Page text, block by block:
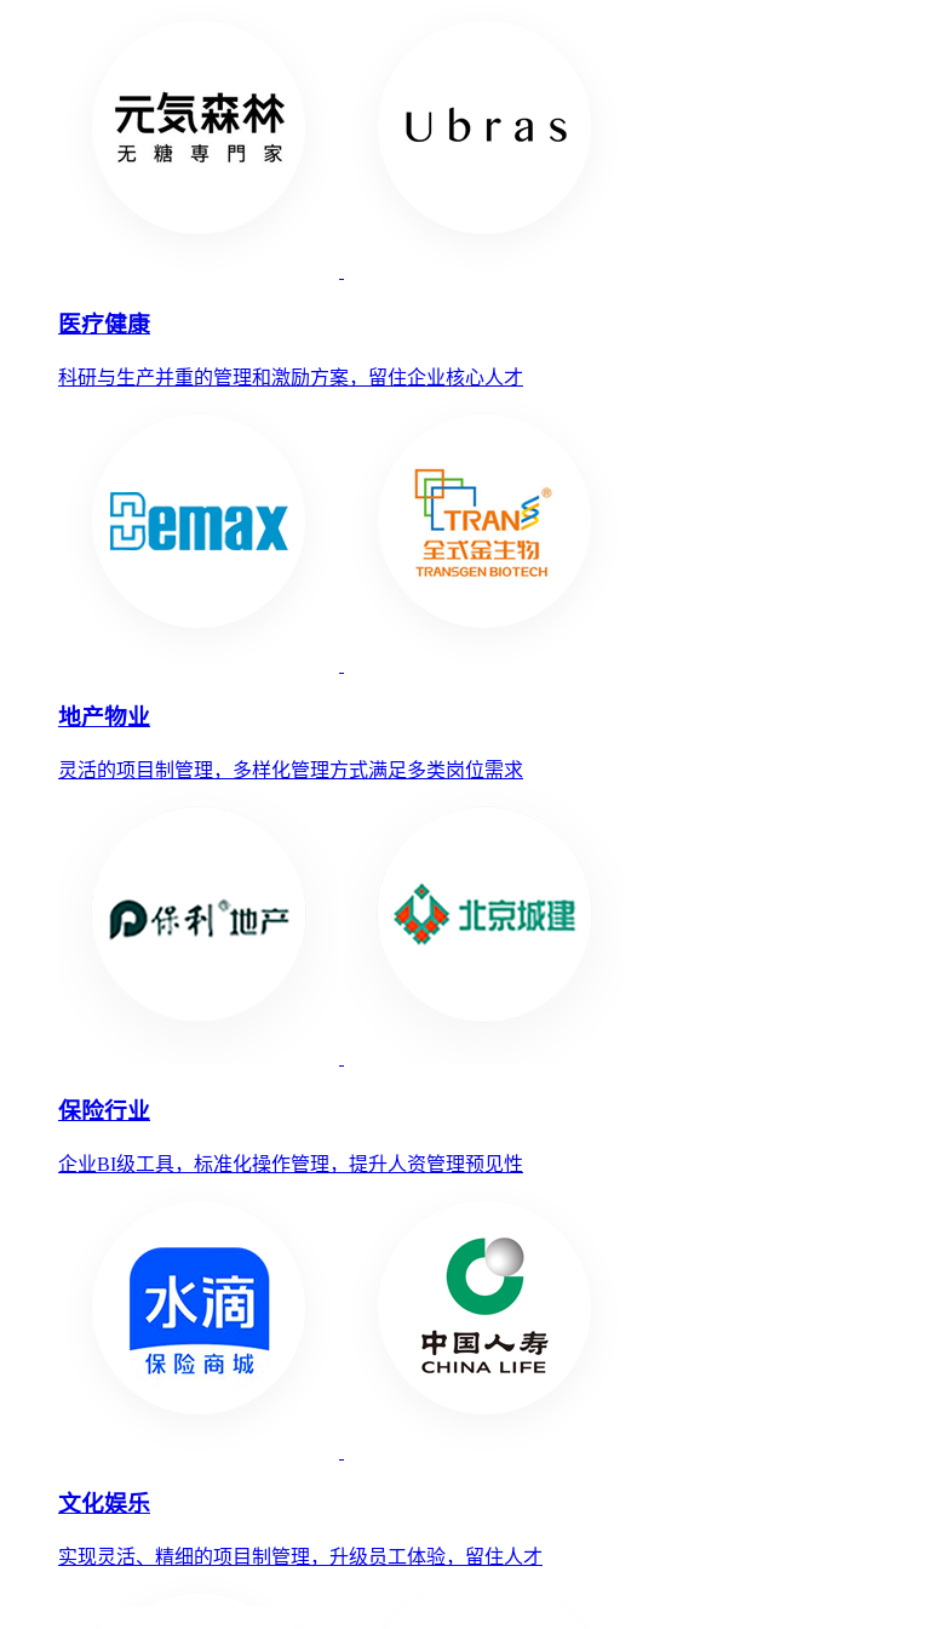
医疗健康
科研与生产并重的管理和激励方案，留住企业核心人才
地产物业
灵活的项目制管理，多样化管理方式满足多类岗位需求
保险行业
企业BI级工具，标准化操作管理，提升人资管理预见性
文化娱乐
实现灵活、精细的项目制管理，升级员工体验，留住人才